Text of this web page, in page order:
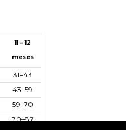
11 –12
meses
31–43
43–59
59–70
70–87